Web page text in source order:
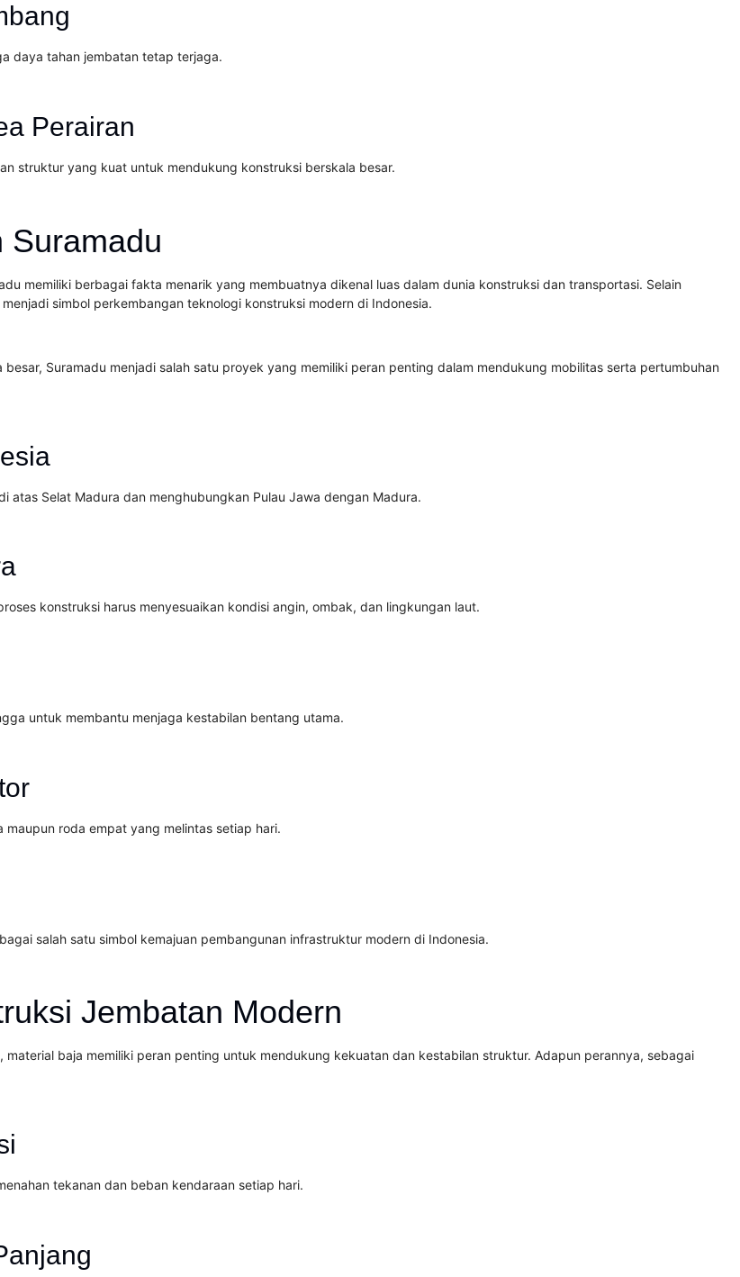
daya tahan jembatan tetap terjaga.
Perairan
struktur yang kuat untuk mendukung konstruksi berskala besar.
Suramadu
memiliki berbagai fakta menarik yang membuatnya dikenal luas dalam dunia konstruksi dan transportasi. Selain
simbol perkembangan teknologi konstruksi modern di Indonesia.
Suramadu menjadi salah satu proyek yang memiliki peran penting dalam mendukung mobilitas serta pertumbuhan
Selat Madura dan menghubungkan Pulau Jawa dengan Madura.
konstruksi harus menyesuaikan kondisi angin, ombak, dan lingkungan laut.
untuk membantu menjaga kestabilan bentang utama.
roda empat yang melintas setiap hari.
salah satu simbol kemajuan pembangunan infrastruktur modern di Indonesia.
Jembatan Modern
baja memiliki peran penting untuk mendukung kekuatan dan kestabilan struktur. Adapun perannya, sebagai
tekanan dan beban kendaraan setiap hari.